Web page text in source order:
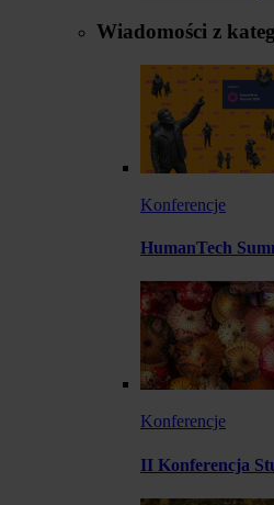
Wiadomości z
Konferencje
HumanTech
Konferencje
II Konferencja